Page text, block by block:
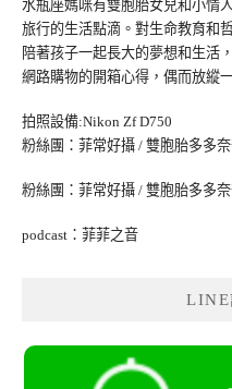
水瓶座媽咪有雙胞胎女兒和小情
旅行的生活點滴。對生命教育和
陪著孩子一起長大的夢想和生活
網路購物的開箱心得，偶而放縱
拍照設備:Nikon Zf D750
粉絲團：菲常好攝 / 雙胞胎多多
粉絲團：菲常好攝 / 雙胞胎多多
podcast：菲菲之音
LINE